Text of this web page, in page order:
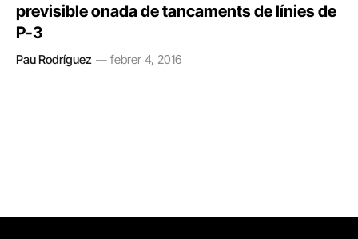
previsible onada de tancaments de línies de
P-3
Pau Rodríguez febrer 4, 2016